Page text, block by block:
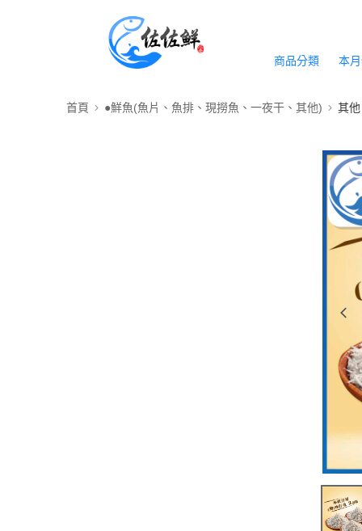
商品分類 本
首頁 ●鮮魚(魚片、魚排、現撈魚、一夜干、其他) 其他